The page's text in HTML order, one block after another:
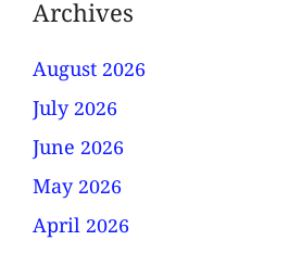
Archives
August 2026
July 2026
June 2026
May 2026
April 2026